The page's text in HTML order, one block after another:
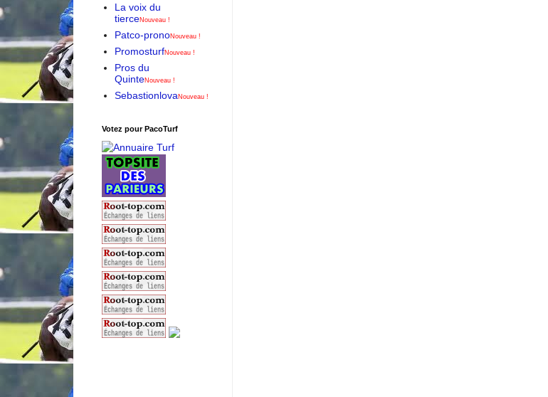
La voix du
tierceNouveau !
Patco-pronoNouveau !
PromosturfNouveau !
Pros du
QuinteNouveau !
Sebastionlova Nouveau !
Votez pour PacoTurf